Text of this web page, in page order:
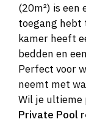
(20m²) is
toegang hebt
kamer heeft
bedden en
Perfect voor
neemt met
Wil je ultieme
Private Pool